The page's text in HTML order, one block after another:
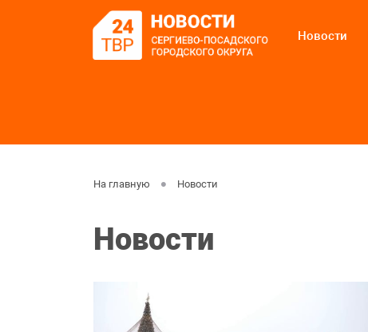
Новости
На главную Новости
Новости